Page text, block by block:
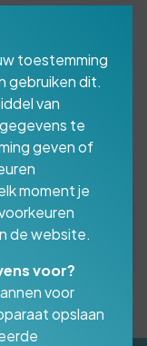
toestemming
gebruiken dit.
van
te
geven of
moment je
de website.
voor?
voor
opslaan